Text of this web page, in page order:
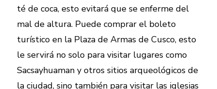
té de coca, esto evitará que se enferme del
mal de altura. Puede comprar el boleto
turístico en la Plaza de Armas de Cusco, esto
le servirá no solo para visitar lugares como
Sacsayhuaman y otros sitios arqueológicos de
la ciudad, sino también para visitar las iglesias